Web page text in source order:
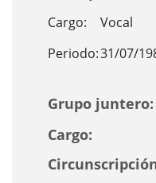
Cargo:
Vocal
Periodo:31/07/
Grupo juntero:
Cargo: